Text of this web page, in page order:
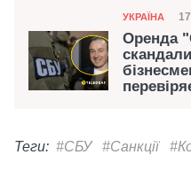
Категорія
УКРАЇНА
Оренда
Теги: #СБУ #Санкції